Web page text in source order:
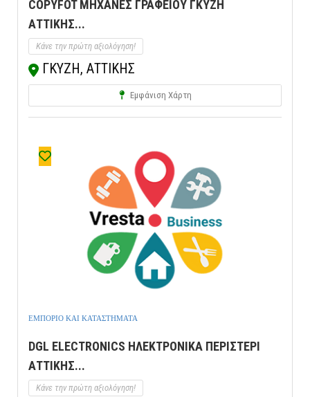
COPYFOT ΜΗΧΑΝΕΣ ΓΡΑΦΕΙΟΥ ΓΚΥΖΗ
ΑΤΤΙΚΗΣ...
Κάνε την πρώτη αξιολόγηση!
ΓΚΥΖΗ, ΑΤΤΙΚΗΣ
Εμφάνιση Χάρτη
ΕΜΠΟΡΙΟ ΚΑΙ ΚΑΤΑΣΤΗΜΑΤΑ
DGL ELECTRONICS ΗΛΕΚΤΡΟΝΙΚΑ ΠΕΡΙΣΤΕΡΙ
ΑΤΤΙΚΗΣ...
Κάνε την πρώτη αξιολόγηση!